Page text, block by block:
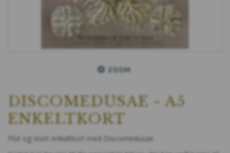
ZOOM
DISCOMEDUSAE - A5
ENKELTKORT
Flot og stort enkeltkort med Discomedusae.